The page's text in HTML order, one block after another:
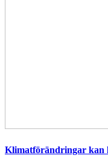
Klimatförändringar kan